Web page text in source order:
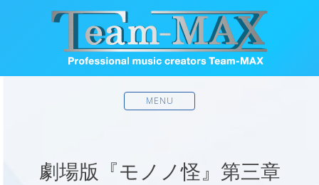
MENU
劇場版『モノノ怪』第三章